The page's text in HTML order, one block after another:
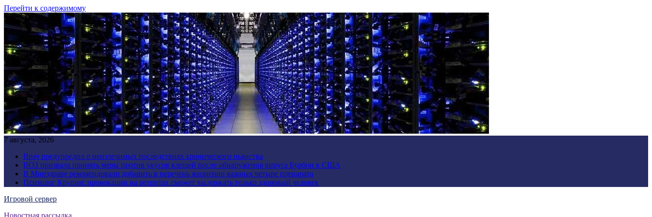
Перейти к содержимому
7 августа, 2026
Врач предупредил о неизлечимых последствиях хронического пьянства
ВОЗ призвала принять меры против укусов клещей после обнаружения вируса Бурбон в США
В Минздраве рекомендовали добавить в перечень жизненно важных четыре препарата
Психолог Крупин: провокации на ретритах сможет выдержать только здоровый человек
Игровой сервер
Новостная рассылка